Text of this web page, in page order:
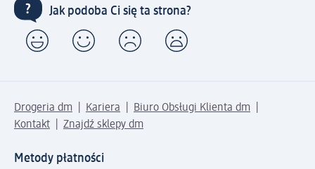
Jak podoba Ci się ta strona?
Drogeria dm Kariera
Biuro Obsługi Klienta dm
Kontakt
Znajdź sklepy dm
Metody płatności